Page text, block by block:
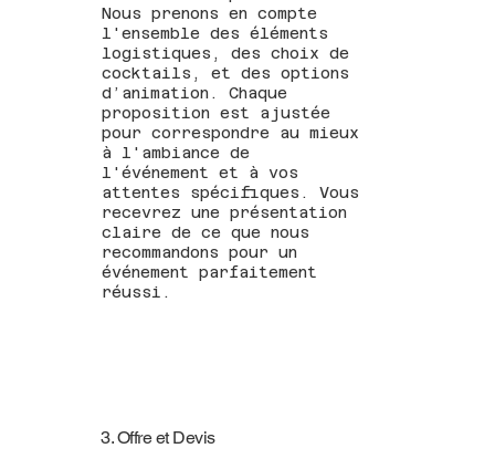
Nous prenons en compte
l'ensemble des éléments
logistiques, des choix de
cocktails, et des options
d’animation. Chaque
proposition est ajustée
pour correspondre au mieux
à l'ambiance de
l'événement et à vos
attentes spécifiques. Vous
recevrez une présentation
claire de ce que nous
recommandons pour un
événement parfaitement
réussi.
3. Offre et Devis